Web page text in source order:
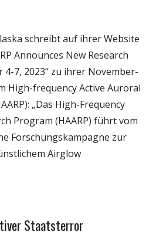
schreibt auf ihrer Website
Announces New Research
4-7, 2023“ zu ihrer November-
High-frequency Active Auroral
„Das High-Frequency
Program (HAARP) führt vom
Forschungskampagne zur
Airglow
Staatsterror